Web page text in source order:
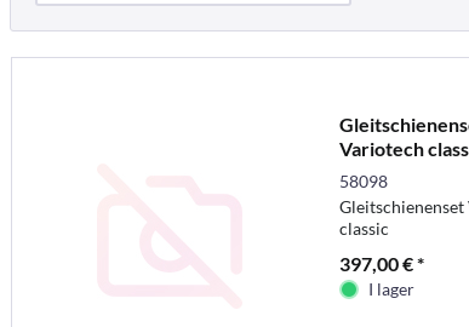
Variotech
58098
classic
397,00 € *
I lager